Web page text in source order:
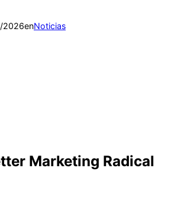
2026enNoticias
Marketing Radical